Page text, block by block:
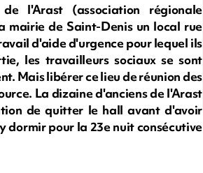
l'Arast (association régionale
mairie de Saint-Denis un local rue
d'aide d'urgence pour lequel ils
les travailleurs sociaux se sont
Mais libérer ce lieu de réunion des
La dizaine d'anciens de l'Arast
de quitter le hall avant d'avoir
dormir pour la 23e nuit consécutive